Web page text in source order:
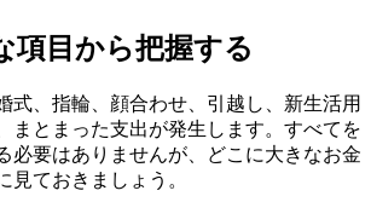
項目から把握する
式、指輪、顔合わせ、引越し、新生活用
まとまった支出が発生します。すべてを
必要はありませんが、どこに大きなお金
見ておきましょう。